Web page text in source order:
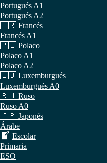
Portugués A1
Portugués A2
🇫🇷 Francés
Francés A1
🇵🇱 Polaco
Polaco A1
Polaco A2
🇱🇺 Luxemburgués
Luxemburgués A0
🇷🇺 Ruso
Ruso A0
🇯🇵 Japonés
Árabe
Escolar
Primaria
ESO